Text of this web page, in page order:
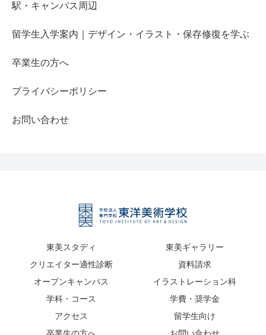
駅・キャンパス周辺
留学生入学案内｜デザイン・イラスト・保存修復を学ぶ
卒業生の方へ
プライバシーポリシー
お問い合わせ
東美スタディ
東美ギャラリー
クリエイター適性診断
資料請求
オープンキャンパス
イラストレーション科
学科・コース
学費・奨学金
アクセス
留学生向け
卒業生の方へ
お問い合わせ